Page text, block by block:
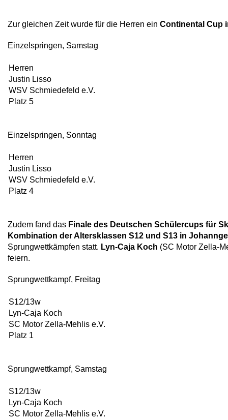
Zur gleichen Zeit wurde für die Herren ein Continental Cup
Einzelspringen, Samstag
Herren
Justin Lisso
WSV Schmiedefeld e.V.
Platz 5
Einzelspringen, Sonntag
Herren
Justin Lisso
WSV Schmiedefeld e.V.
Platz 4
Zudem fand das Finale des Deutschen Schülercups für
Kombination der Altersklassen S12 und S13 in
Sprungwettkämpfen statt. Lyn-Caja Koch (SC Motor Zella-
feiern.
Sprungwettkampf, Freitag
S12/13w
Lyn-Caja Koch
SC Motor Zella-Mehlis e.V.
Platz 1
Sprungwettkampf, Samstag
S12/13w
Lyn-Caja Koch
SC Motor Zella-Mehlis e.V.